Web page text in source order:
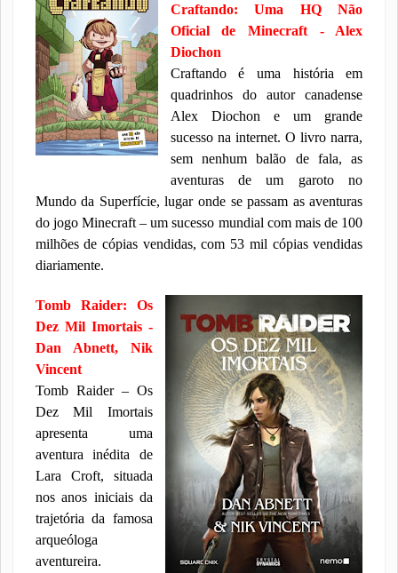
Craftando: Uma HQ Não
Oficial de Minecraft - Alex
Diochon
Craftando é uma história em
quadrinhos do autor canadense
Alex Diochon e um grande
sucesso na internet. O livro narra,
sem nenhum balão de fala, as
aventuras de um garoto no
Mundo da Superfície, lugar onde se passam as aventuras
do jogo Minecraft – um sucesso mundial com mais de 100
milhões de cópias vendidas, com 53 mil cópias vendidas
diariamente.
Tomb Raider: Os
Dez Mil Imortais -
Dan Abnett, Nik
Vincent
Tomb Raider – Os
Dez Mil Imortais
apresenta uma
aventura inédita de
Lara Croft, situada
nos anos iniciais da
trajetória da famosa
arqueóloga
aventureira.